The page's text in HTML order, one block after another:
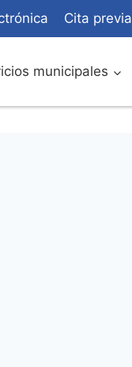
Cita previa
municipales